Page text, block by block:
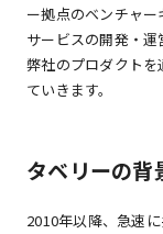
ー拠点のベンチャ
サービスの開発・運
弊社のプロダクト
ていきます。
タベリーの背
2010年以降、急速